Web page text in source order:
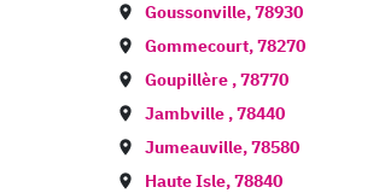
Goussonville,78930
Gommecourt,78270
Goupillère ,78770
Jambville ,78440
Jumeauville,78580
Haute Isle,78840